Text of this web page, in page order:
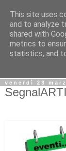
Il Blog della
informazioni
venerdì 23
SegnalARTI
This site uses
and to analyze
shared with
metrics to
statistics, and